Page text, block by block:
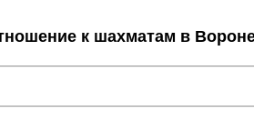
к шахматам в